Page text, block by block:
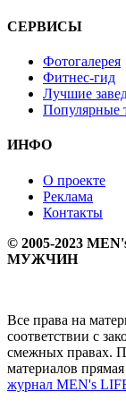
СЕРВИСЫ
Фотогалерея
Фитнес-гид
Лучшие
Популярные
ИНФО
О проекте
Реклама
Контакты
© 2005-2023
МУЖЧИН
Все права на
соответствии с
смежных правах.
материалов
журнал MEN's